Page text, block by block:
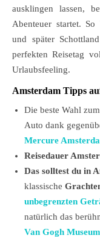
ausklingen lassen,
Abenteuer startet.
und später
perfekten Reisetag
Urlaubsfeeling.
Amsterdam Tipps
Die beste Wahl
Auto dank
Mercure
Reisedauer
Das solltest du in
klassische
unbegrenzten
natürlich das
Van Gogh Museum